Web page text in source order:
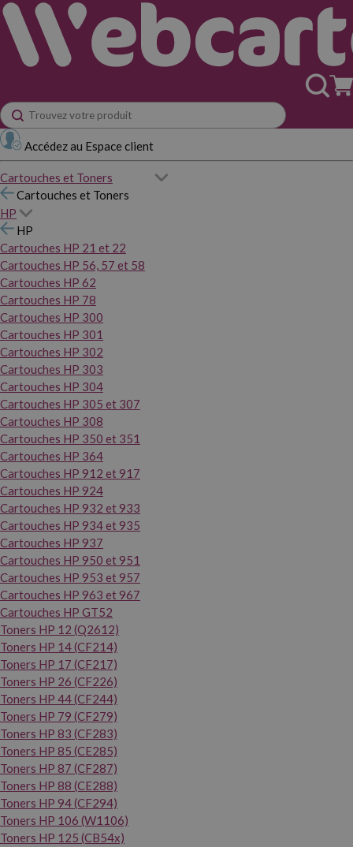
Accédez au Espace client
Cartouches et Toners
Cartouches et Toners
HP
HP
Cartouches HP 21 et 22
Cartouches HP 56, 57 et 58
Cartouches HP 62
Cartouches HP 78
Cartouches HP 300
Cartouches HP 301
Cartouches HP 302
Cartouches HP 303
Cartouches HP 304
Cartouches HP 305 et 307
Cartouches HP 308
Cartouches HP 350 et 351
Cartouches HP 364
Cartouches HP 912 et 917
Cartouches HP 924
Cartouches HP 932 et 933
Cartouches HP 934 et 935
Cartouches HP 937
Cartouches HP 950 et 951
Cartouches HP 953 et 957
Cartouches HP 963 et 967
Cartouches HP GT52
Toners HP 12 (Q2612)
Toners HP 14 (CF214)
Toners HP 17 (CF217)
Toners HP 26 (CF226)
Toners HP 44 (CF244)
Toners HP 79 (CF279)
Toners HP 83 (CF283)
Toners HP 85 (CE285)
Toners HP 87 (CF287)
Toners HP 88 (CE288)
Toners HP 94 (CF294)
Toners HP 106 (W1106)
Toners HP 125 (CB54x)